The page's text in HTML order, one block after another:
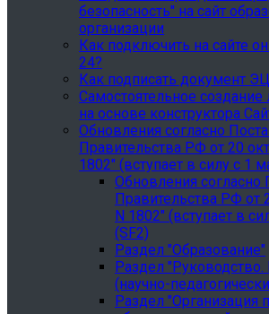
безопасность" на сайт
организации
Как подключить на сайте
24?
Как подписать документ
Самостоятельное создание
на основе конструктора
Обновления согласно
Правительства РФ от 20
1802" (вступает в силу с 1
Обновления
Правительства РФ от
N 1802" (вступает в
(SF2)
Раздел "Образование"
Раздел "Руководство.
(научно-
Раздел "Организация